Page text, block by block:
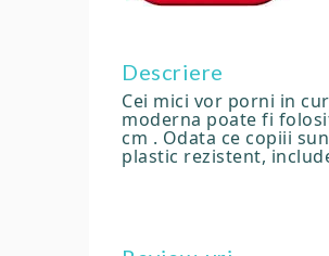
Descriere
Cei mici vor porni in
moderna poate fi
cm . Odata ce copiii
plastic rezistent,